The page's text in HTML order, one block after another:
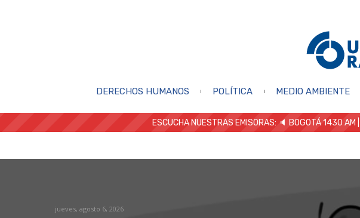
DERECHOS HUMANOS POLÍTICA MEDIO AMBIENTE
ESCUCHA NUESTRAS EMISORAS: 🔈 BOGOTÁ 1430 AM
jueves, agosto 6, 2026